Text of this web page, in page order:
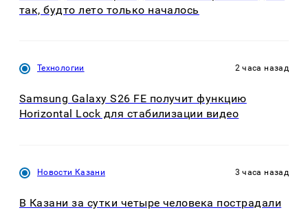
так, будто лето только началось
Технологии 2 часа назад
Samsung Galaxy S26 FE получит функцию
Horizontal Lock для стабилизации видео
Новости Казани 3 часа назад
В Казани за сутки четыре человека пострадали